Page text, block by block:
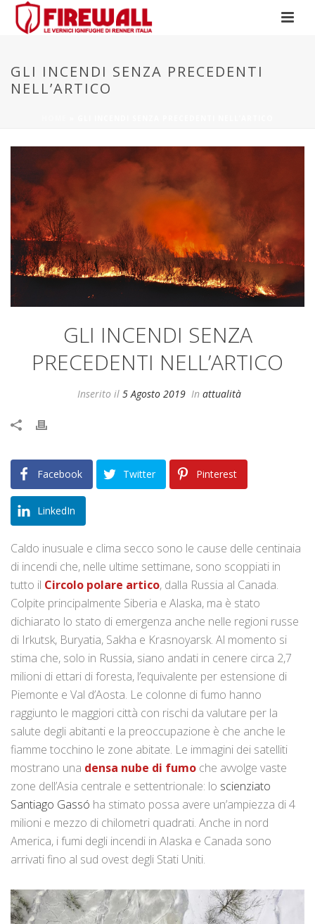
GLI INCENDI SENZA PRECEDENTI
NELL’ARTICO
GLI INCENDI SENZA
PRECEDENTI NELL’ARTICO
Inserito il 5 Agosto 2019 In attualità
Facebook Twitter Pinterest
LinkedIn
Caldo inusuale e clima secco sono le cause delle centinaia
di incendi che, nelle ultime settimane, sono scoppiati in
tutto il Circolo polare artico, dalla Russia al Canada.
Colpite principalmente Siberia e Alaska, ma è stato
dichiarato lo stato di emergenza anche nelle regioni russe
di Irkutsk, Buryatia, Sakha e Krasnoyarsk. Al momento si
stima che, solo in Russia, siano andati in cenere circa 2,7
milioni di ettari di foresta, l’equivalente per estensione di
Piemonte e Val d’Aosta. Le colonne di fumo hanno
raggiunto le maggiori città con rischi da valutare per la
salute degli abitanti e la preoccupazione è che anche le
fiamme tocchino le zone abitate. Le immagini dei satelliti
mostrano una densa nube di fumo che avvolge vaste
zone dell’Asia centrale e settentrionale: lo scienziato
Santiago Gassó ha stimato possa avere un’ampiezza di 4
milioni e mezzo di chilometri quadrati. Anche in nord
America, i fumi degli incendi in Alaska e Canada sono
arrivati fino al sud ovest degli Stati Uniti.